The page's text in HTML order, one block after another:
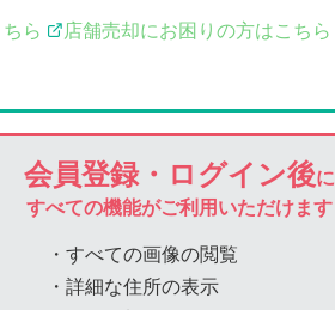
ら 店舗売却にお困りの方はこちら
会員登録・ログイン後に
すべての機能がご利用いただけます
・すべての画像の閲覧
・詳細な住所の表示